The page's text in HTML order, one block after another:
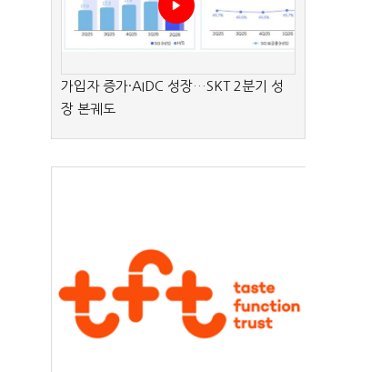
가입자 증가·AIDC 성장…SKT 2분기 성
장 본궤도